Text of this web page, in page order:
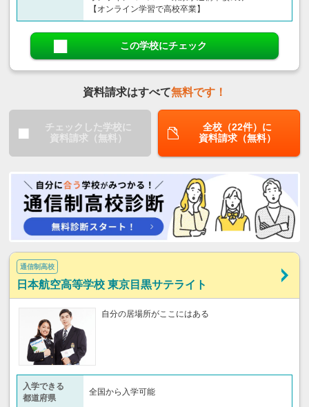
【オンライン学習で高校卒業】
この学校にチェック
資料請求はすべて無料です！
チェックした学校に
資料請求（無料）
全校（22件）に
資料請求（無料）
通信制高校
日本航空高等学校 東京目黒サテライト
自分の居場所がここにはある
入学できる
都道府県
全国から入学可能